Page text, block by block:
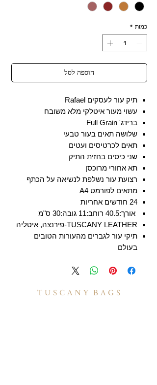
כמות *
הוספה לסל
תיק עור לעסקים Rafael
עשוי מעור איטלקי מלא משובח
ברידג' Full Grain
שלושה תאים בעור טבעי
תאים לכרטיסים ועטים
שני כיסים בחזית התיק
תא אחורי מרוכסן
רצועת עור נשלפת לנשיאה על הכתף
מתאים לפורמט A4
24 חודשים אחריות
אורך:40.5 רוחב:11 גובה:30 ס"מ
TUSCANY LEATHER-פירנצה, איטליה
תיקי עור לגברים מהעורות הטובים
בעולם
T U S C A N Y B A G S